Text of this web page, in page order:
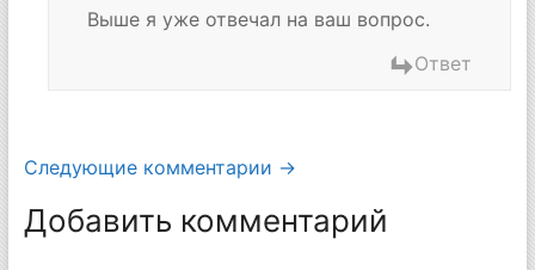
Выше я уже отвечал на ваш вопрос.
Ответ
Навигация
по
комментариям
Следующие комментарии →
Добавить комментарий